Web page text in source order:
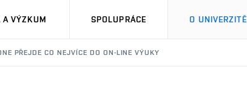
A VÝZKUM SPOLUPRÁCE O UNIVERZITĚ
PŘEJDE CO NEJVÍCE DO ON-LINE VÝUKY